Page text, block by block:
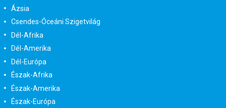
Ázsia
Csendes-Óceáni Szigetvilág
Dél-Afrika
Dél-Amerika
Dél-Európa
Észak-Afrika
Észak-Amerika
Észak-Európa